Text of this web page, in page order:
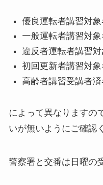
優良運転者講習対
一般運転者講習対
違反者運転者講習
初回更新者講習対
高齢者講習受講者
によって異なりますの
いが無いようにご確認
警察署と交番は日曜の